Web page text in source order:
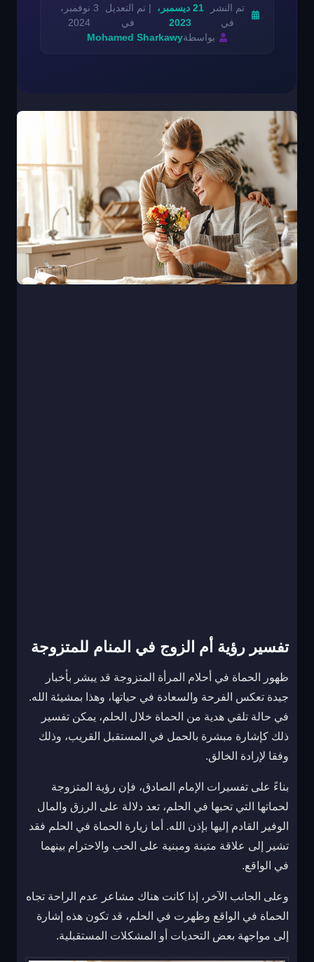
تم النشر
في
21 ديسمبر،
2023
| تم التعديل
في
3 نوفمبر،
2024
بواسطةMohamed Sharkawy
تفسير رؤية أم الزوج في المنام للمتزوجة
ظهور الحماة في أحلام المرأة المتزوجة قد يبشر بأخبار
جيدة تعكس الفرحة والسعادة في حياتها، وهذا بمشيئة الله.
في حالة تلقي هدية من الحماة خلال الحلم، يمكن تفسير
ذلك كإشارة مبشرة بالحمل في المستقبل القريب، وذلك
وفقا لإرادة الخالق.
بناءً على تفسيرات الإمام الصادق، فإن رؤية المتزوجة
لحماتها التي تحبها في الحلم، تعد دلالة على الرزق والمال
الوفير القادم إليها بإذن الله. أما زيارة الحماة في الحلم فقد
تشير إلى علاقة متينة ومبنية على الحب والاحترام بينهما
في الواقع.
وعلى الجانب الآخر، إذا كانت هناك مشاعر عدم الراحة تجاه
الحماة في الواقع وظهرت في الحلم، قد تكون هذه إشارة
إلى مواجهة بعض التحديات أو المشكلات المستقبلية.